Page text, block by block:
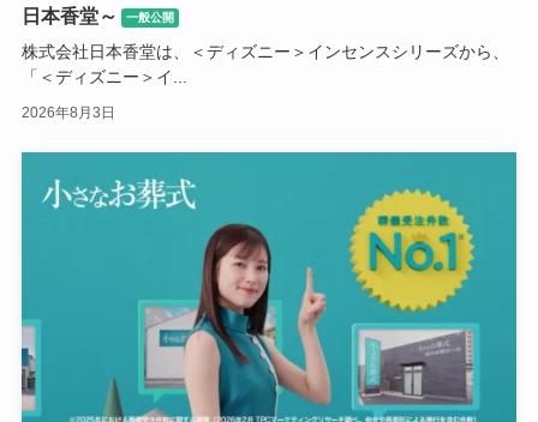
日本香堂～
一般公開
株式会社日本香堂は、＜ディズニー＞インセンスシリーズから、
「＜ディズニー＞イ...
2026年8月3日